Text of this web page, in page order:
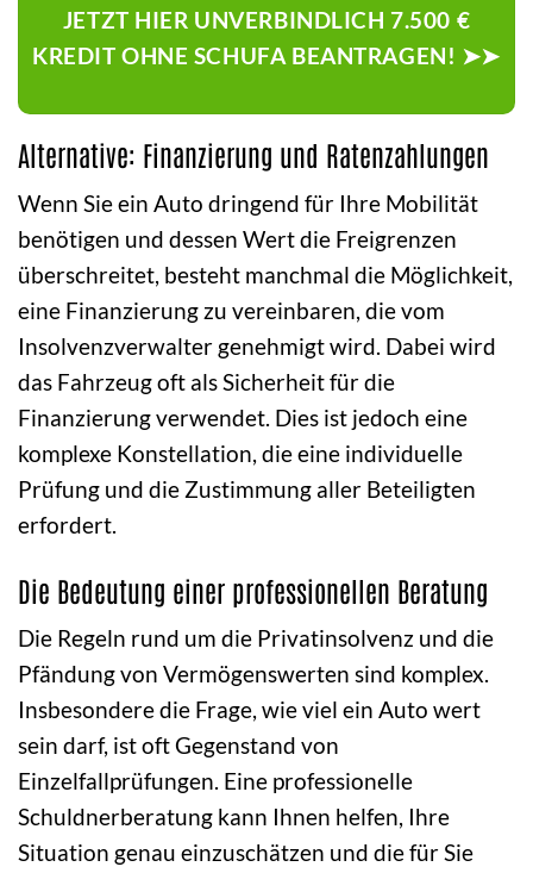
JETZT HIER UNVERBINDLICH 7.500 €
KREDIT OHNE SCHUFA BEANTRAGEN! ➤➤
Alternative: Finanzierung und Ratenzahlungen
Wenn Sie ein Auto dringend für Ihre Mobilität
benötigen und dessen Wert die Freigrenzen
überschreitet, besteht manchmal die Möglichkeit,
eine Finanzierung zu vereinbaren, die vom
Insolvenzverwalter genehmigt wird. Dabei wird
das Fahrzeug oft als Sicherheit für die
Finanzierung verwendet. Dies ist jedoch eine
komplexe Konstellation, die eine individuelle
Prüfung und die Zustimmung aller Beteiligten
erfordert.
Die Bedeutung einer professionellen Beratung
Die Regeln rund um die Privatinsolvenz und die
Pfändung von Vermögenswerten sind komplex.
Insbesondere die Frage, wie viel ein Auto wert
sein darf, ist oft Gegenstand von
Einzelfallprüfungen. Eine professionelle
Schuldnerberatung kann Ihnen helfen, Ihre
Situation genau einzuschätzen und die für Sie